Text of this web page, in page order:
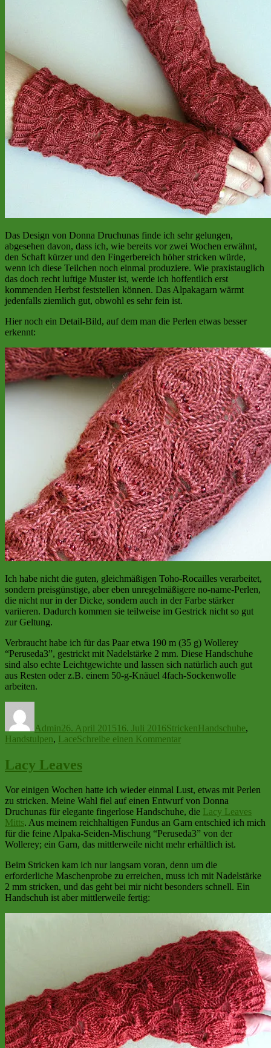
Das Design von Donna Druchunas finde ich sehr gelungen,
abgesehen davon, dass ich, wie bereits vor zwei Wochen erwähnt,
den Schaft kürzer und den Fingerbereich höher stricken würde,
wenn ich diese Teilchen noch einmal produziere. Wie praxistauglich
das doch recht luftige Muster ist, werde ich hoffentlich erst
kommenden Herbst feststellen können. Das Alpakagarn wärmt
jedenfalls ziemlich gut, obwohl es sehr fein ist.
Hier noch ein Detail-Bild, auf dem man die Perlen etwas besser
erkennt:
Ich habe nicht die guten, gleichmäßigen Toho-Rocailles verarbeitet,
sondern preisgünstige, aber eben unregelmäßigere no-name-Perlen,
die nicht nur in der Dicke, sondern auch in der Farbe stärker
variieren. Dadurch kommen sie teilweise im Gestrick nicht so gut
zur Geltung.
Verbraucht habe ich für das Paar etwa 190 m (35 g) Wollerey
“Peruseda3”, gestrickt mit Nadelstärke 2 mm. Diese Handschuhe
sind also echte Leichtgewichte und lassen sich natürlich auch gut
aus Resten oder z.B. einem 50-g-Knäuel 4fach-Sockenwolle
arbeiten.
Admin26. April 2015 16. Juli 2016StrickenHandschuhe,
Handstulpen, LaceSchreibe einen Kommentarzu
Lacy Leaves
Vor einigen Wochen hatte ich wieder einmal Lust, etwas mit Perlen
zu stricken. Meine Wahl fiel auf einen Entwurf von Donna
Druchunas für elegante fingerlose Handschuhe, die Lacy Leaves
Mitts. Aus meinem reichhaltigen Fundus an Garn entschied ich mich
für die feine Alpaka-Seiden-Mischung “Peruseda3” von der
Wollerey; ein Garn, das mittlerweile nicht mehr erhältlich ist.
Beim Stricken kam ich nur langsam voran, denn um die
erforderliche Maschenprobe zu erreichen, muss ich mit Nadelstärke
2 mm stricken, und das geht bei mir nicht besonders schnell. Ein
Handschuh ist aber mittlerweile fertig: